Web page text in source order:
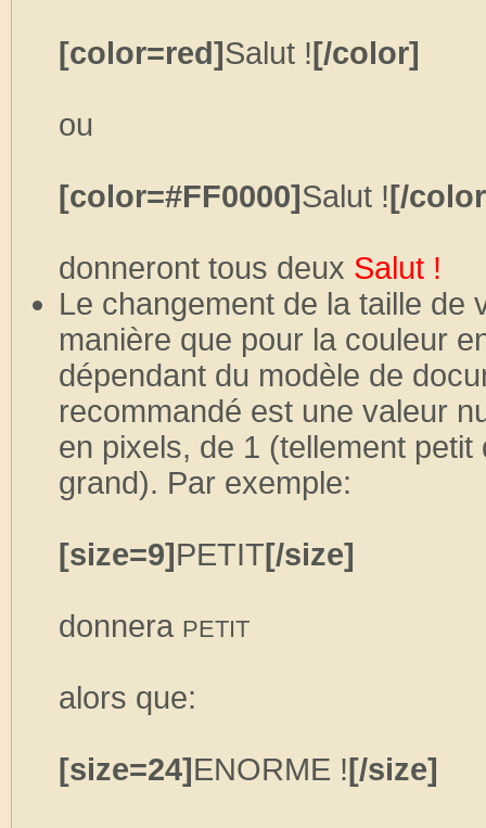
[color=red]Salut ![/color]
ou
[color=#FF0000]Salut ![/
donneront tous deux Salut !
Le changement de la taille de
manière que pour la couleur
dépendant du modèle de
recommandé est une valeur
en pixels, de 1 (tellement
grand). Par exemple:
[size=9]PETIT[/size]
donnera PETIT
alors que:
[size=24]ENORME ![/size]